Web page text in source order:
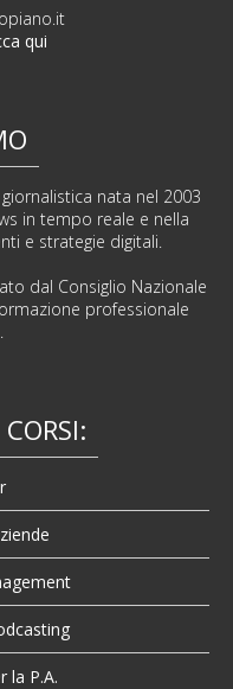
qui
nata nel 2003
in tempo reale e nella
e strategie digitali.
dal Consiglio Nazionale
professionale
la P.A.